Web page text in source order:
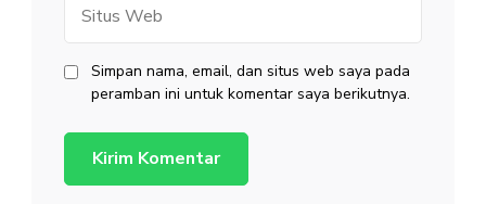
Web
Simpan nama, email, dan situs web saya pada
peramban ini untuk komentar saya berikutnya.